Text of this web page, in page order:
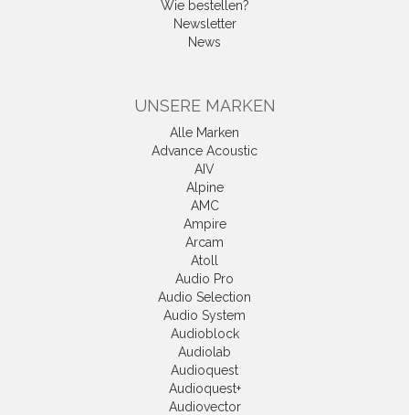
Wie bestellen?
Newsletter
News
UNSERE MARKEN
Alle Marken
Advance Acoustic
AIV
Alpine
AMC
Ampire
Arcam
Atoll
Audio Pro
Audio Selection
Audio System
Audioblock
Audiolab
Audioquest
Audioquest+
Audiovector